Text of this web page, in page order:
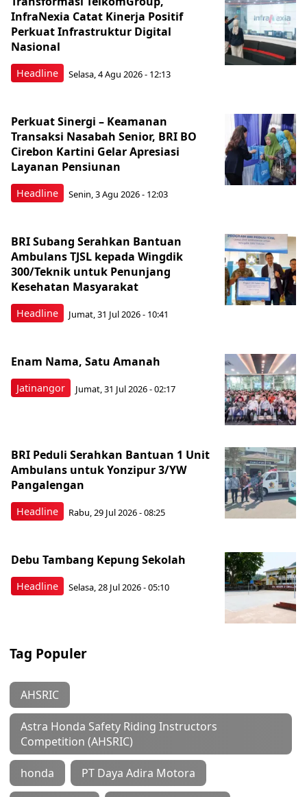
Headline
InfraNexia Catat Kinerja Positif
Perkuat Infrastruktur Digital
Nasional
Selasa, 4 Agu 2026 - 12:13
Headline
Perkuat Sinergi – Keamanan
Transaksi Nasabah Senior, BRI BO
Cirebon Kartini Gelar Apresiasi
Layanan Pensiunan
Senin, 3 Agu 2026 - 12:03
Headline
BRI Subang Serahkan Bantuan
Ambulans TJSL kepada Wingdik
300/Teknik untuk Penunjang
Kesehatan Masyarakat ​
Jumat, 31 Jul 2026 - 10:41
Jatinangor
Enam Nama, Satu Amanah
Jumat, 31 Jul 2026 - 02:17
Headline
BRI Peduli Serahkan Bantuan 1 Unit
Ambulans untuk Yonzipur 3/YW
Pangalengan
Rabu, 29 Jul 2026 - 08:25
Headline
Debu Tambang Kepung Sekolah
Selasa, 28 Jul 2026 - 05:10
Tag Populer
AHSRIC
Astra Honda Safety Riding Instructors
Competition (AHSRIC)
honda PT Daya Adira Motora